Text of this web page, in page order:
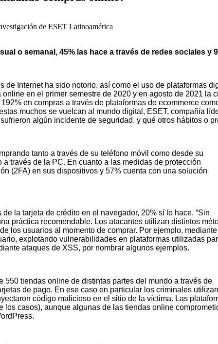
de ESET Latinoamérica
o semanal, 45% las hace a través de redes sociales
de Internet ha sido notorio, así como el uso de plataformas
en el primer semestre de 2020 y en agosto de 2021
en compras a través de plataformas de ecommerce
muchos se vuelcan al mundo digital, ESET, compañía
algún incidente de seguridad, y qué otros hábitos o
tanto a través de su teléfono móvil como desde su
través de la PC. En cuanto a las medidas de protección
(2FA) en sus dispositivos y 57% cuenta con una solución
la tarjeta de crédito en el navegador, 20% sí lo hace. “Sin
práctica recomendable. Los atacantes utilizan distintos
los usuarios al momento de comprar. Por ejemplo,
explotando vulnerabilidades en plataformas utilizadas
ataques de XSS, por nombrar algunos ejemplos.
tiendas online de distintas partes del mundo a través de
de pago. En ese caso en particular los criminales
código malicioso en el sitio de la víctima. Las
casos), aunque algunas de las tiendas online